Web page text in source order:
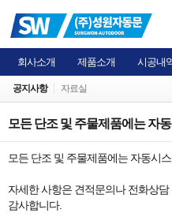
회사소개 제품소개 시공내
공지사항 자료실
모든 단조 및 주물제품에는 자
모든 단조 및 주물제품에는 자동시
자세한 사항은 견적문의나 전화상담
감사합니다.